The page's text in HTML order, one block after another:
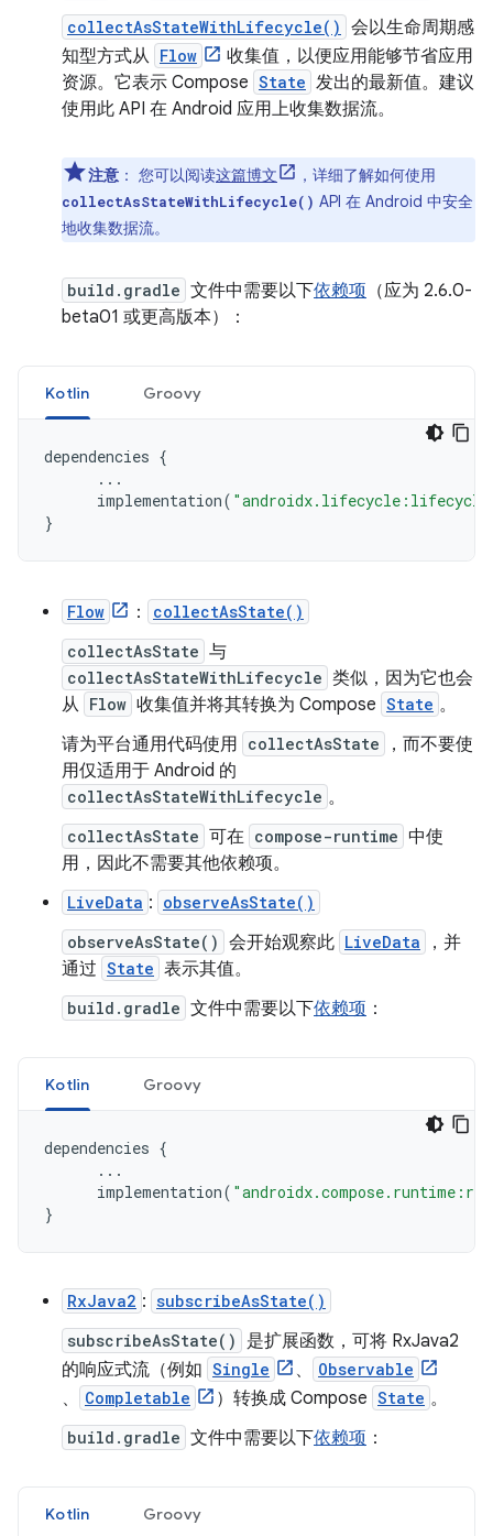
collectAsStateWithLifecycle() 会以生命周期感
知型方式从 Flow
收集值，以便应用能够节省应用
资源。它表示 Compose State 发出的最新值。建议
使用此 API 在 Android 应用上收集数据流。
注意 ： 您可以阅读这篇博文 ，详细了解如何使用
collectAsStateWithLifecycle() API 在 Android 中安全
地收集数据流。
build.gradle 文件中需要以下依赖项 （应为 2.6.0-
beta01 或更高版本）：
Kotlin Groovy
dependencies {
...
implementation( "androidx.lifecycle:lifecycle-
}
Flow ：
collectAsState()
collectAsState 与
collectAsStateWithLifecycle 类似，因为它也会
从 Flow 收集值并将其转换为 Compose State 。
请为平台通用代码使用 collectAsState
，而不要使
用仅适用于 Android 的
collectAsStateWithLifecycle 。
collectAsState 可在 compose-runtime 中使
用，因此不需要其他依赖项。
LiveData : observeAsState()
observeAsState() 会开始观察此 LiveData
，并
通过 State 表示其值。
build.gradle 文件中需要以下依赖项 ：
Kotlin Groovy
dependencies {
...
implementation(
}
RxJava2 : subscribeAsState()
subscribeAsState()
是扩展函数，可将 RxJava2
的响应式流（例如 Single 、 Observable
、 Completable ）转换成 Compose State 。
build.gradle 文件中需要以下依赖项 ：
Kotlin Groovy